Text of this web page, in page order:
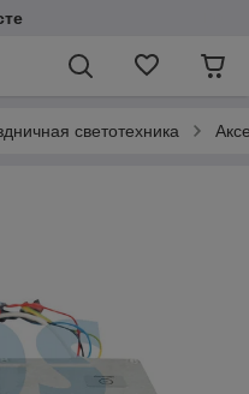
светотехника